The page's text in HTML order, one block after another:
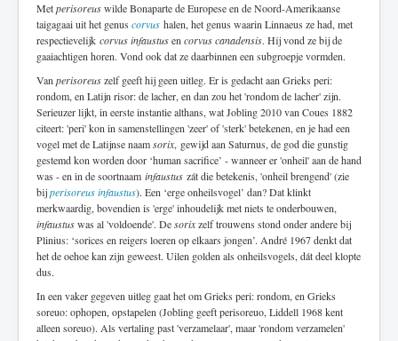
Metperisoreuswilde Bonaparte de Europese en de Noord-Amerikaanse
taigagaai uit het genus corvus halen, het genus waarin Linnaeus ze had, met
respectievelijk corvus infaustusen corvus canadensis. Hij vond ze bij de
gaaiachtigen horen. Vond ook dat ze daarbinnen een subgroepje vormden.
Van perisoreuszelf geeft hij geen uitleg. Er is gedacht aan Grieks peri:
rondom, en Latijn risor: de lacher, en dan zou het 'rondom de lacher' zijn.
Serieuzer lijkt, in eerste instantie althans, wat Jobling 2010 van Coues 1882
citeert: 'peri' kon in samenstellingen 'zeer' of 'sterk' betekenen, en je had een
vogel met de Latijnse naamsorix, gewijd aan Saturnus, de god die gunstig
gestemd kon worden door ‘human sacrifice’ - wanneer er 'onheil' aan de hand
was - en in de soortnaam infaustus zát die betekenis, 'onheil brengend' (zie
bijperisoreus infaustus). Een ‘erge onheilsvogel’ dan? Dat klinkt
merkwaardig, bovendien is 'erge' inhoudelijk met niets te onderbouwen,
infaustuswas al 'voldoende'. Desorixzelf trouwens stond onder andere bij
Plinius: ‘sorices en reigers loeren op elkaars jongen’. André 1967 denkt dat
het de oehoe kan zijn geweest. Uilen golden als onheilsvogels, dát deel klopte
dus.
In een vaker gegeven uitleg gaat het om Grieks peri: rondom, en Grieks
soreuo: ophopen, opstapelen (Jobling geeft perisoreuo, Liddell 1968 kent
alleen soreuo). Als vertaling past 'verzamelaar', maar 'rondom verzamelen'